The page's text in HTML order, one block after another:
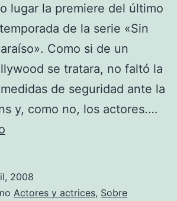
lugar la premiere del último
de la serie «Sin
Como si de un
se tratara, no faltó la
de seguridad ante la
y, como no, los actores.…
tetas
2008
Actores y actrices, Sobre